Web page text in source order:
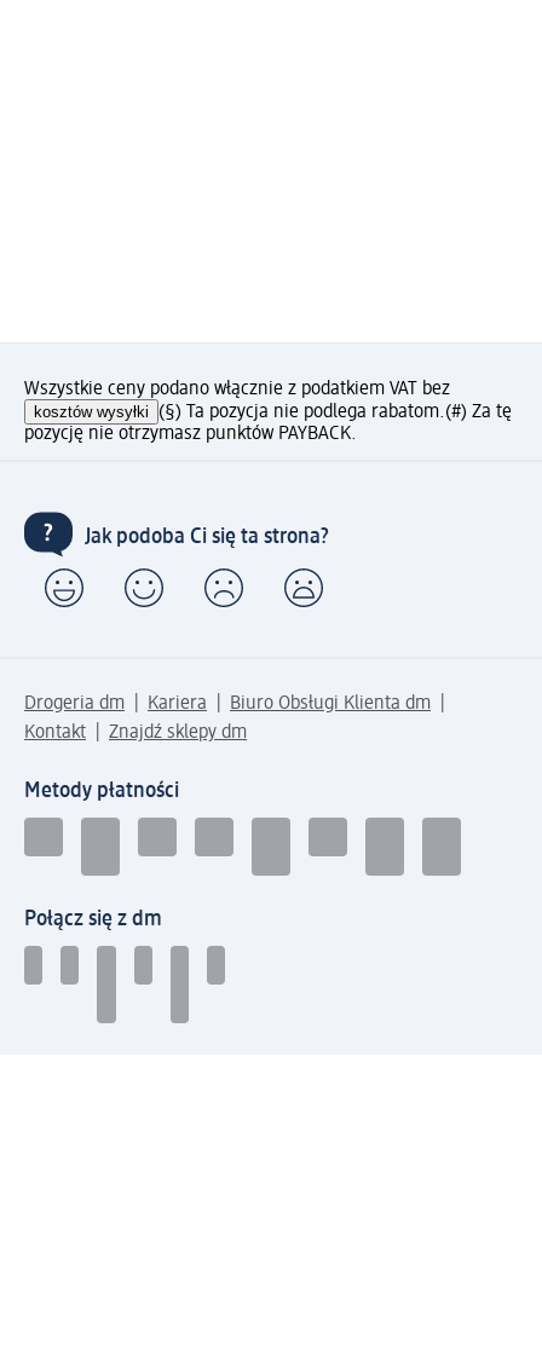
Wszystkie ceny podano włącznie z podatkiem VAT bez
kosztów wysyłki (§) Ta pozycja nie podlega rabatom.(#) Za tę
pozycję nie otrzymasz punktów PAYBACK.
Jak podoba Ci się ta strona?
Drogeria dm Kariera
Biuro Obsługi Klienta dm
Kontakt
Znajdź sklepy dm
Metody płatności
Połącz się z dm